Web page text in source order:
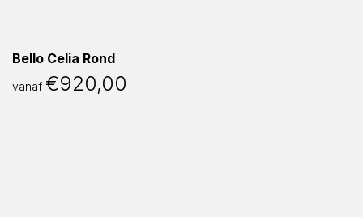
Bello Celia Rond
vanaf €920,00